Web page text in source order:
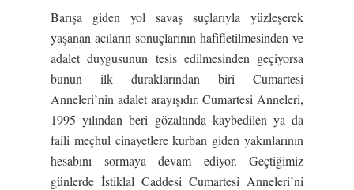
Barışa giden yol savaş suçlarıyla yüzleşerek
yaşanan acıların sonuçlarının hafifletilmesinden ve
adalet duygusunun tesis edilmesinden geçiyorsa
bunun ilk duraklarından biri Cumartesi
Anneleri’nin adalet arayışıdır. Cumartesi Anneleri,
1995 yılından beri gözaltında kaybedilen ya da
faili meçhul cinayetlere kurban giden yakınlarının
hesabını sormaya devam ediyor. Geçtiğimiz
günlerde İstiklal Caddesi Cumartesi Anneleri’ni